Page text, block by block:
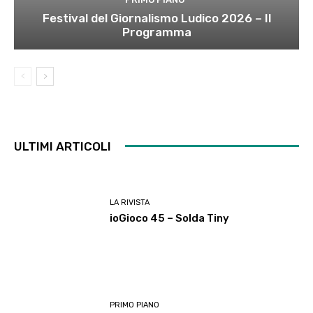
Festival del Giornalismo Ludico 2026 – Il
Programma
ULTIMI ARTICOLI
LA RIVISTA
ioGioco 45 – Solda Tiny
PRIMO PIANO